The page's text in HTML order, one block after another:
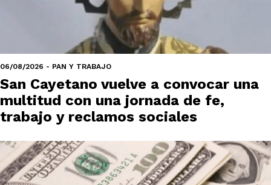
06/08/2026 - PAN Y TRABAJO
San Cayetano vuelve a convocar una
multitud con una jornada de fe,
trabajo y reclamos sociales